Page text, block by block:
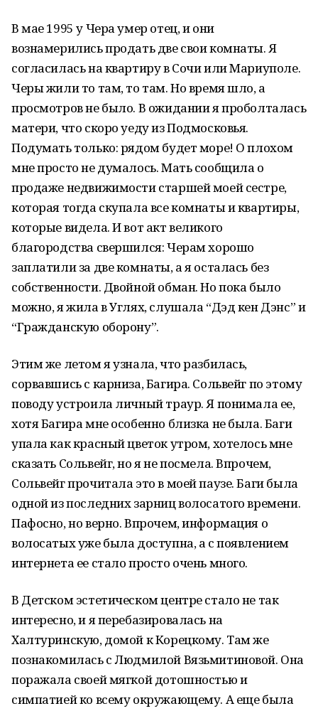
В мае 1995 у Чера умер отец, и они
вознамерились продать две свои комнаты. Я
согласилась на квартиру в Сочи или Мариуполе.
Черы жили то там, то там. Но время шло, а
просмотров не было. В ожидании я проболталась
матери, что скоро уеду из Подмосковья.
Подумать только: рядом будет море! О плохом
мне просто не думалось. Мать сообщила о
продаже недвижимости старшей моей сестре,
которая тогда скупала все комнаты и квартиры,
которые видела. И вот акт великого
благородства свершился: Черам хорошо
заплатили за две комнаты, а я осталась без
собственности. Двойной обман. Но пока было
можно, я жила в Углях, слушала “Дэд кен Дэнс” и
“Гражданскую оборону”.
Этим же летом я узнала, что разбилась,
сорвавшись с карниза, Багира. Сольвейг по этому
поводу устроила личный траур. Я понимала ее,
хотя Багира мне особенно близка не была. Баги
упала как красный цветок утром, хотелось мне
сказать Сольвейг, но я не посмела. Впрочем,
Сольвейг прочитала это в моей паузе. Баги была
одной из последних зарниц волосатого времени.
Пафосно, но верно. Впрочем, информация о
волосатых уже была доступна, а с появлением
интернета ее стало просто очень много.
В Детском эстетическом центре стало не так
интересно, и я перебазировалась на
Халтуринскую, домой к Корецкому. Там же
познакомилась с Людмилой Вязьмитиновой. Она
поражала своей мягкой дотошностью и
симпатией ко всему окружающему. А еще была